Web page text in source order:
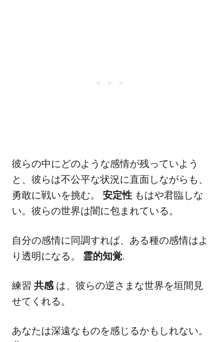
彼らの中にどのような感情が残っていよう
と、彼らは不公平な状況に直面しながらも、
勇敢に戦いを挑む。 安定性 もはや君臨しな
い。彼らの世界は闇に包まれている。
自分の感情に同調すれば、ある種の感情はよ
り透明になる。 霊的知覚.
練習 共感 は、彼らの逆さまな世界を垣間見
せてくれる。
あなたは深遠なものを感じるかもしれない。